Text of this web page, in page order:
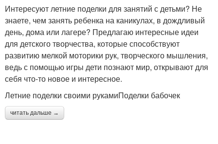
Интересуют летние поделки для занятий с детьми? Не
знаете, чем занять ребенка на каникулах, в дождливый
день, дома или лагере? Предлагаю интересные идеи
для детского творчества, которые способствуют
развитию мелкой моторики рук, творческого мышления,
ведь с помощью игры дети познают мир, открывают для
себя что-то новое и интересное.
Летние поделки своими рукамиПоделки бабочек
читать дальше →